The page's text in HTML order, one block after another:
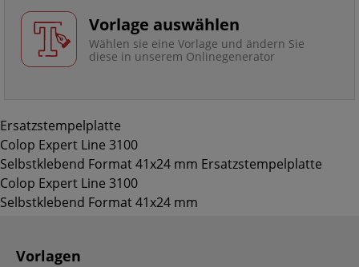
Vorlage auswählen
Wählen sie eine Vorlage und ändern Sie
diese in unserem Onlinegenerator
Ersatzstempelplatte
Colop Expert Line 3100
Selbstklebend Format 41x24 mm Ersatzstempelplatte
Colop Expert Line 3100
Selbstklebend Format 41x24 mm
Vorlagen